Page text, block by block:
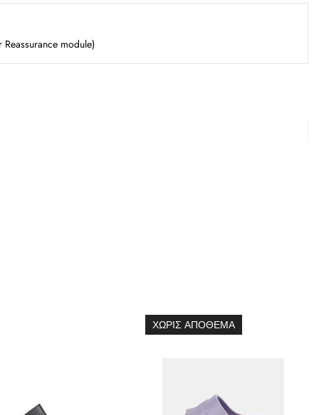
module)
ΧΩΡΊΣ ΑΠΌΘΕΜΑ